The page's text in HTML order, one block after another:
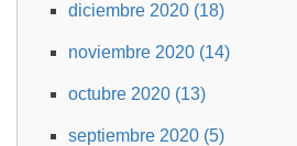
diciembre 2020 (18)
noviembre 2020 (14)
octubre 2020 (13)
septiembre 2020 (5)